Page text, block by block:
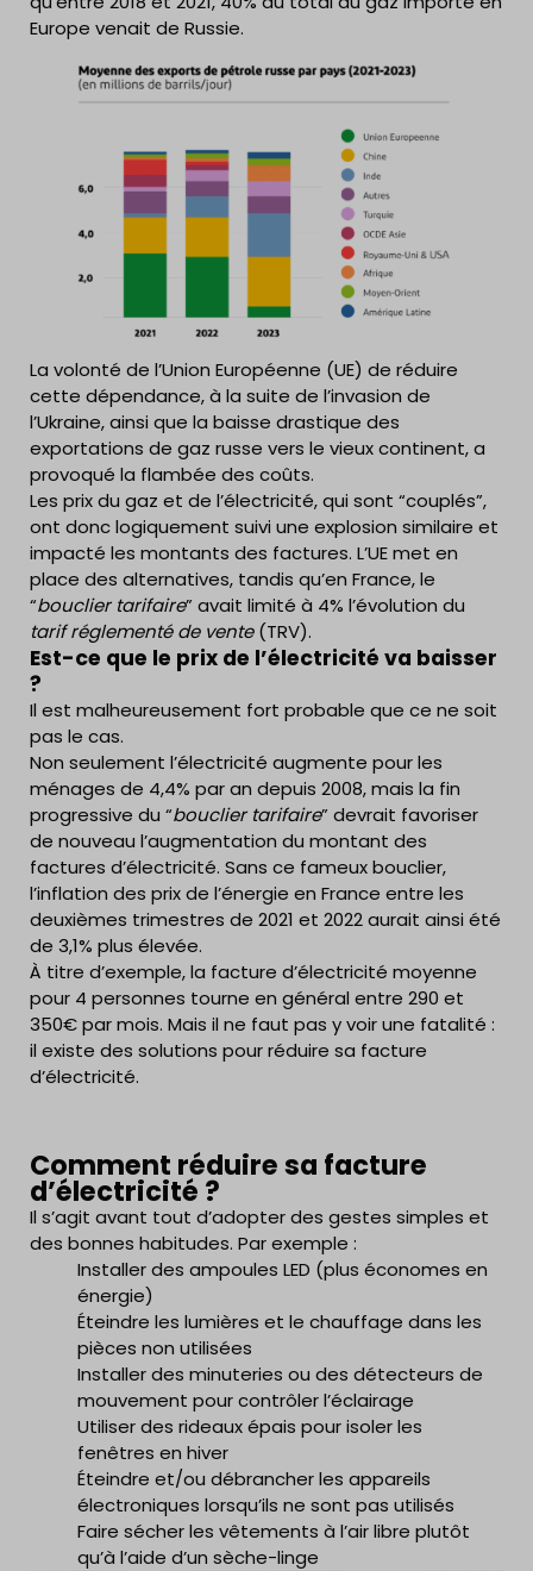
Europe venait de Russie.
La volonté de l’Union Européenne (UE) de réduire
cette dépendance, à la suite de l’invasion de
l’Ukraine, ainsi que la baisse drastique des
exportations de gaz russe vers le vieux continent, a
provoqué la flambée des coûts.
Les prix du gaz et de l’électricité, qui sont “couplés”,
ont donc logiquement suivi une explosion similaire et
impacté les montants des factures. L’UE met en
place des alternatives, tandis qu’en France, le
“bouclier tarifaire” avait limité à 4% l’évolution du
tarif réglementé de vente(TRV).
Est-ce que le prix de l’électricité va baisser
?
Il est malheureusement fort probable que ce ne soit
pas le cas.
Non seulement l’électricité augmente pour les
ménages de 4,4% par an depuis 2008, mais la fin
progressive du “bouclier tarifaire” devrait favoriser
de nouveau l’augmentation du montant des
factures d’électricité. Sans ce fameux bouclier,
l’inflation des prix de l’énergie en France entre les
deuxièmes trimestres de 2021 et 2022 aurait ainsi été
de 3,1% plus élevée.
À titre d’exemple, la facture d’électricité moyenne
pour 4 personnes tourne en général entre 290 et
350€ par mois. Mais il ne faut pas y voir une fatalité :
il existe des solutions pour réduire sa facture
d’électricité.
Comment réduire sa facture
d’électricité ?
Il s’agit avant tout d’adopter des gestes simples et
des bonnes habitudes. Par exemple :
Installer des ampoules LED (plus économes en
énergie)
Éteindre les lumières et le chauffage dans les
pièces non utilisées
Installer des minuteries ou des détecteurs de
mouvement pour contrôler l’éclairage
Utiliser des rideaux épais pour isoler les
fenêtres en hiver
Éteindre et/ou débrancher les appareils
électroniques lorsqu’ils ne sont pas utilisés
Faire sécher les vêtements à l’air libre plutôt
qu’à l’aide d’un sèche-linge